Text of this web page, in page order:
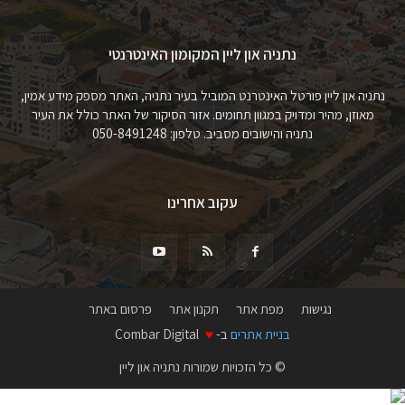
נתניה און ליין המקומון האינטרנטי
נתניה און ליין פורטל האינטרנט המוביל בעיר נתניה, האתר מספק מידע אמין,
מאוזן, מהיר ומדויק במגוון תחומים. אזור הסיקור של האתר כולל את העיר
נתניה והישובים מסביב. טלפון: 050-8491248
עקוב אחרינו
נגישות מפת אתר תקנון אתר
פרסום באתר
בניית אתרים ב- ♥
© כל הזכויות שמורות נתניה און ליין